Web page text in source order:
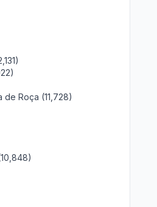
Roça (11,728)